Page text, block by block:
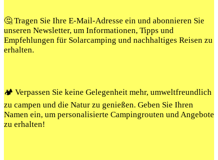
🤔 Tragen Sie Ihre E-Mail-Adresse ein und abonnieren Sie
unseren Newsletter, um Informationen, Tipps und
Empfehlungen für Solarcamping und nachhaltiges Reisen zu
erhalten.
🏕️ Verpassen Sie keine Gelegenheit mehr, umweltfreundlich
zu campen und die Natur zu genießen. Geben Sie Ihren
Namen ein, um personalisierte Campingrouten und Angebote
zu erhalten!